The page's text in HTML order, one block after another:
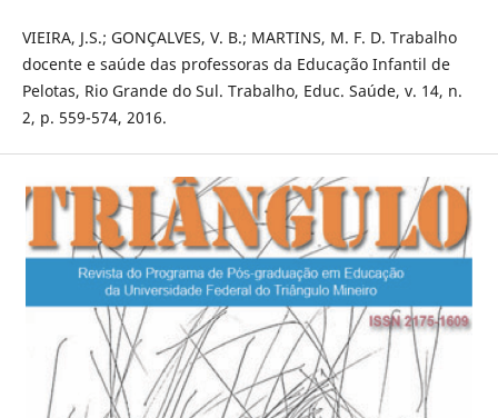
VIEIRA, J.S.; GONÇALVES, V. B.; MARTINS, M. F. D. Trabalho
docente e saúde das professoras da Educação Infantil de
Pelotas, Rio Grande do Sul. Trabalho, Educ. Saúde, v. 14, n.
2, p. 559-574, 2016.